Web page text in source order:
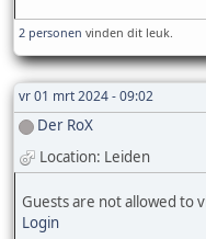
2 personen vinden dit leuk.
vr 01 mrt 2024 - 09:02
Der RoX
Location: Leiden
Guests are not allowed to
Login